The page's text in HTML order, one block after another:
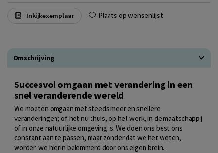
Inkijkexemplaar Plaats op wensenlijst
Omschrijving
Succesvol omgaan met verandering in een
snel veranderende wereld
We moeten omgaan met steeds meer en snellere
veranderingen; of het nu thuis, op het werk, in de maatschappij
of in onze natuurlijke omgeving is. We doen ons best ons
constant aan te passen, maar zonder dat we het weten,
worden we hierin belemmerd door ons eigen brein.